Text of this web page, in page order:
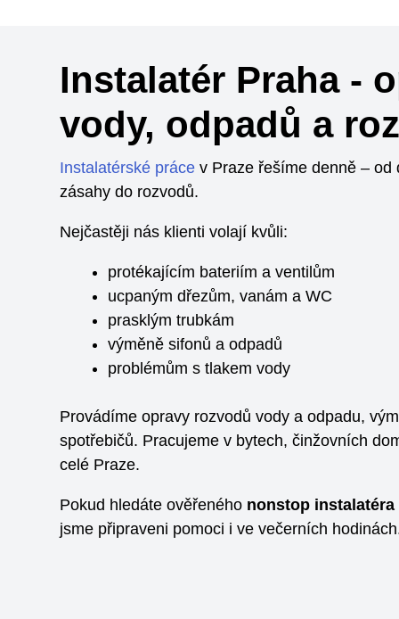
Instalatér Praha -
vody, odpadů a
Instalatérské práce v Praze řešíme denně – od
zásahy do rozvodů.
Nejčastěji nás klienti volají kvůli:
protékajícím bateriím a ventilům
ucpaným dřezům, vanám a WC
prasklým trubkám
výměně sifonů a odpadů
problémům s tlakem vody
Provádíme opravy rozvodů vody a odpadu,
spotřebičů. Pracujeme v bytech, činžovních
celé Praze.
Pokud hledáte ověřeného nonstop instalatéra
jsme připraveni pomoci i ve večerních